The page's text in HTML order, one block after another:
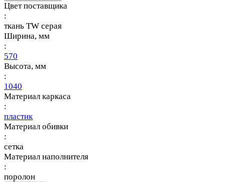
Цвет поставщика
:
ткань TW серая
Ширина, мм
:
570
Высота, мм
:
1040
Материал каркаса
:
пластик
Материал обивки
:
сетка
Материал наполнителя
:
поролон